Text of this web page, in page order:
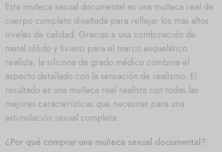
Esta muñeca sexual documental es una muñeca real de
cuerpo completo diseñada para reflejar los más altos
niveles de calidad. Gracias a una combinación de
metal sólido y liviano para el marco esquelético
realista, la silicona de grado médico combina el
aspecto detallado con la sensación de realismo. El
resultado es una muñeca real realista con todas las
mejores características que necesitas para una
estimulación sexual completa.
¿Por qué comprar una muñeca sexual documental?